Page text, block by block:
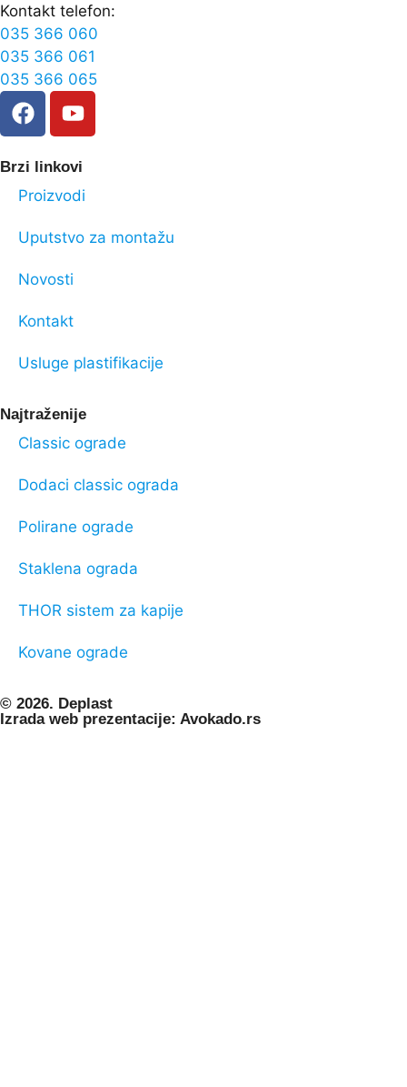
Kontakt telefon:
035 366 060
035 366 061
035 366 065
Brzi linkovi
Proizvodi
Uputstvo za montažu
Novosti
Kontakt
Usluge plastifikacije
Najtraženije
Classic ograde
Dodaci classic ograda
Polirane ograde
Staklena ograda
THOR sistem za kapije
Kovane ograde
© 2026. Deplast
Izrada web prezentacije: Avokado.rs